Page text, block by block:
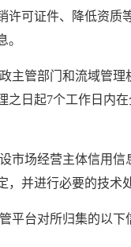
许可证件、降低资
。
主管部门和流域管
之日起7个工作日内
市场经营主体信用
，并进行必要的技术
平台对所归集的以下